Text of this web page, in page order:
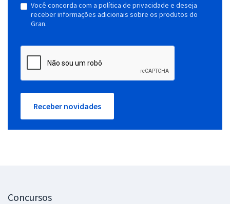
Você concorda com a política de privacidade e deseja
receber informações adicionais sobre os produtos do
Gran.
Receber novidades
Concursos